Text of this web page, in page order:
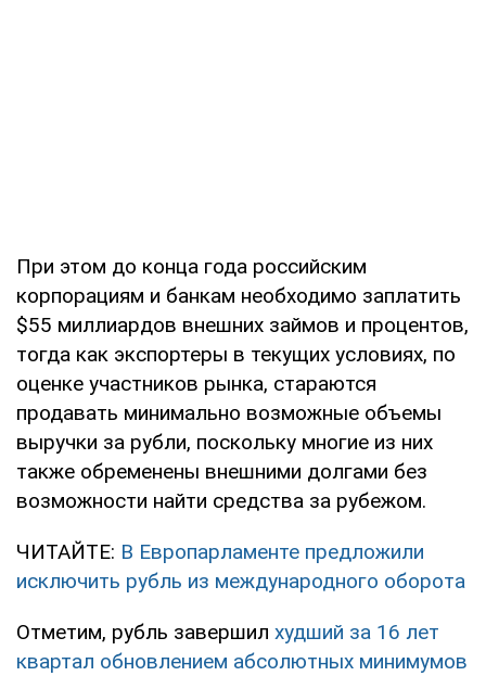
При этом до конца года российским
корпорациям и банкам необходимо заплатить
$55 миллиардов внешних займов и процентов,
тогда как экспортеры в текущих условиях, по
оценке участников рынка, стараются
продавать минимально возможные объемы
выручки за рубли, поскольку многие из них
также обременены внешними долгами без
возможности найти средства за рубежом.
ЧИТАЙТЕ: В Европарламенте предложили
исключить рубль из международного оборота
Отметим, рубль завершил худший за 16 лет
квартал обновлением абсолютных минимумов